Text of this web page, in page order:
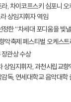
, 차이코프스키 심포니
상임지휘자 역임
정한 “차세대 포디움을 빛
악축제 페스티벌 오케스
관상 수상
상임지휘자, 과천시립교
독, 연세대학교 음악대학